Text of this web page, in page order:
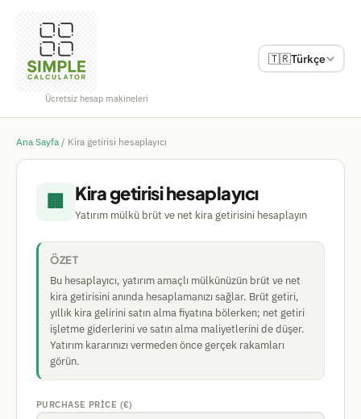
Ücretsiz hesap makineleri
🇹🇷Türkçe
Ana Sayfa / Kira getirisi hesaplayıcı
🏢 Kira getirisi hesaplayıcı
Yatırım mülkü brüt ve net kira getirisini hesaplayın
ÖZET
Bu hesaplayıcı, yatırım amaçlı mülkünüzün brüt ve net
kira getirisini anında hesaplamanızı sağlar. Brüt getiri,
yıllık kira gelirini satın alma fiyatına bölerken; net getiri
işletme giderlerini ve satın alma maliyetlerini de düşer.
Yatırım kararınızı vermeden önce gerçek rakamları
görün.
PURCHASE PRICE (€)